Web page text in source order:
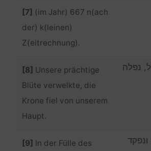
[7] (im Jahr) 667 n(ach
der) k(leinen)
Z(eitrechnung).
[8] Unsere prächtige
Blüte verwelkte, die
Krone fiel von unserem
Haupt.
נפלה
[9] In der Fülle des